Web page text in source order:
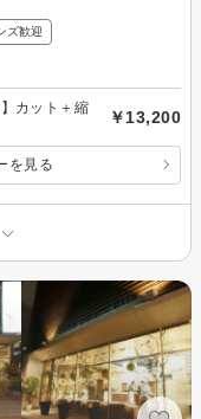
ズ歓迎
カット＋縮
￥13,200
を見る